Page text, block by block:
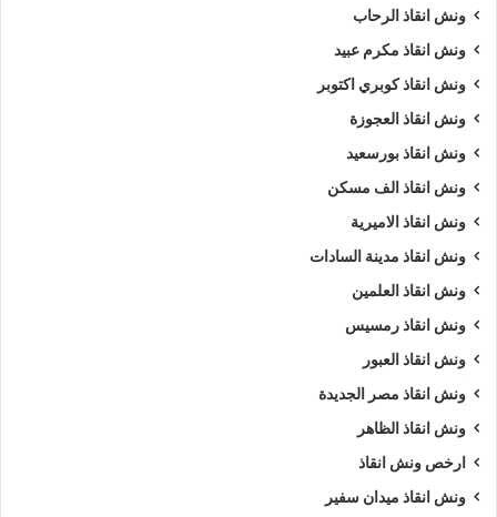
ونش انقاذ الرحاب
ونش انقاذ مكرم عبيد
ونش انقاذ كوبري اكتوبر
ونش انقاذ العجوزة
ونش انقاذ بورسعيد
ونش انقاذ الف مسكن
ونش انقاذ الاميرية
ونش انقاذ مدينة السادات
ونش انقاذ العلمين
ونش انقاذ رمسيس
ونش انقاذ العبور
ونش انقاذ مصر الجديدة
ونش انقاذ الظاهر
ارخص ونش انقاذ
ونش انقاذ ميدان سفير